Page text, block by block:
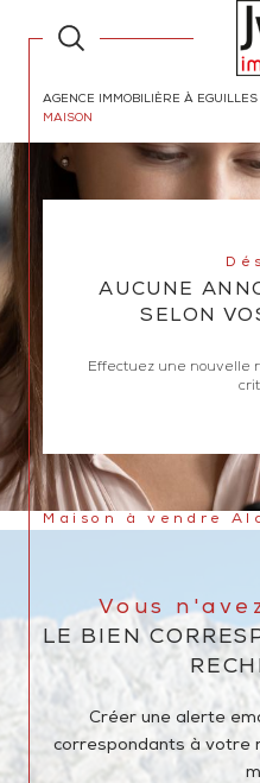
AGENCE IMMOBILIÈRE À EGUILLES
MAISON
AUCUNE
SELON
Effectuez une nouvelle
Maison à vendre
Vous
LE BIEN
Créer une alerte
correspondants à votre